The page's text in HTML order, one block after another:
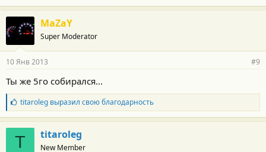
MaZaY
Super Moderator
10 Янв 2013 #9
Ты же 5го собирался...
Б
л
а
г
о
д
titarolegвыразил свою благодарность
T titaroleg
New Member